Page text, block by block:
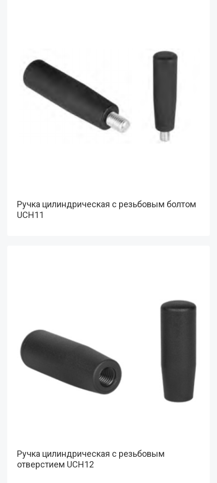
Ручка цилиндрическая с резьбовым болтом
UCH11
Ручка цилиндрическая с резьбовым
отверстием UCH12